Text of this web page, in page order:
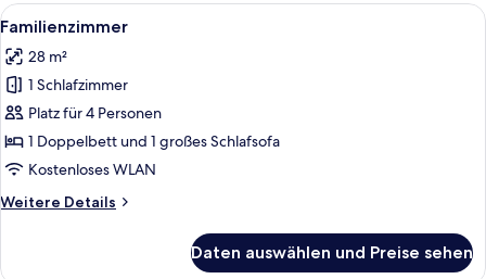
Alle
Fotos
für
Familienzimmer
anzeigen
Ein Hotelzimmer mit zwei Betten,
9
Familienzimmer
28 m²
1 Schlafzimmer
Platz für 4 Personen
1 Doppelbett und 1 großes Schlafsofa
Kostenloses WLAN
Weitere Details
Weitere
Daten auswählen und Preise sehen